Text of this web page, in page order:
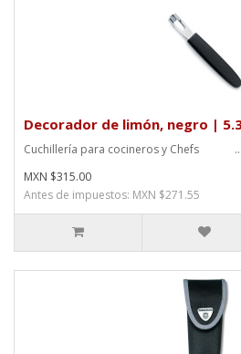
Decorador de limón, negro |
Cuchillería para cocineros y Chefs ..
MXN $315.00
Antes de impuestos: MXN $271.55